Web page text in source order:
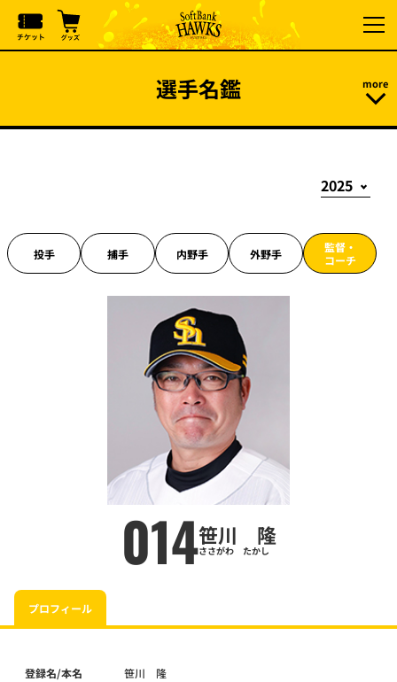
選手名鑑
投手 捕手 内野手 外野手
監督・
コーチ
014笹川 隆
ささがわ たかし
プロフィール
登録名/本名 笹川 隆